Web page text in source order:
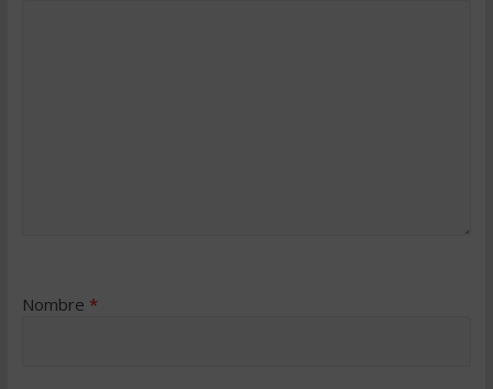
Nombre *